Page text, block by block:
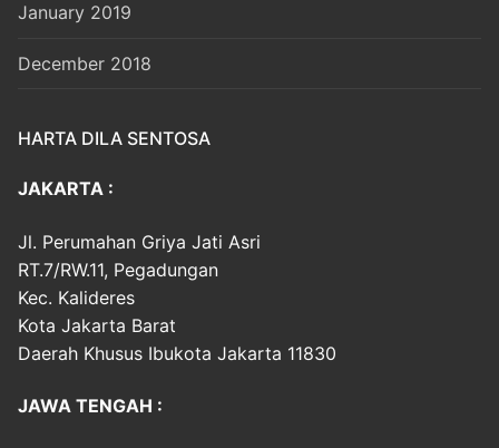
January 2019
December 2018
HARTA DILA SENTOSA
JAKARTA :
Jl. Perumahan Griya Jati Asri
RT.7/RW.11, Pegadungan
Kec. Kalideres
Kota Jakarta Barat
Daerah Khusus Ibukota Jakarta 11830
JAWA TENGAH :